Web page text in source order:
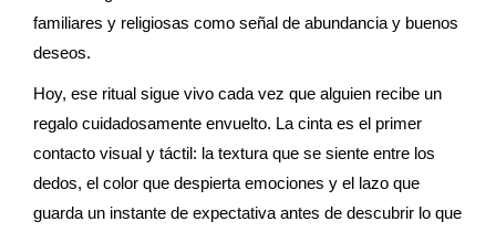
familiares y religiosas como señal de abundancia y buenos
deseos.
Hoy, ese ritual sigue vivo cada vez que alguien recibe un
regalo cuidadosamente envuelto. La cinta es el primer
contacto visual y táctil: la textura que se siente entre los
dedos, el color que despierta emociones y el lazo que
guarda un instante de expectativa antes de descubrir lo que